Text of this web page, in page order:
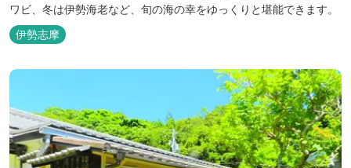
ワビ、冬は伊勢海老など、旬の海の幸をゆっくりと堪能できます。
伊勢志摩